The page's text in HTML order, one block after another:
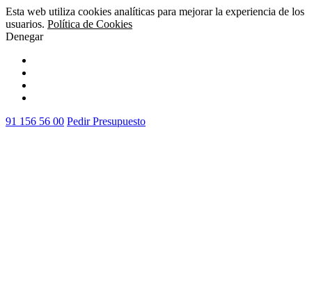
Esta web utiliza cookies analíticas para mejorar la experiencia de los
usuarios. Política de Cookies
DenegarVale
91 156 56 00 Pedir Presupuesto